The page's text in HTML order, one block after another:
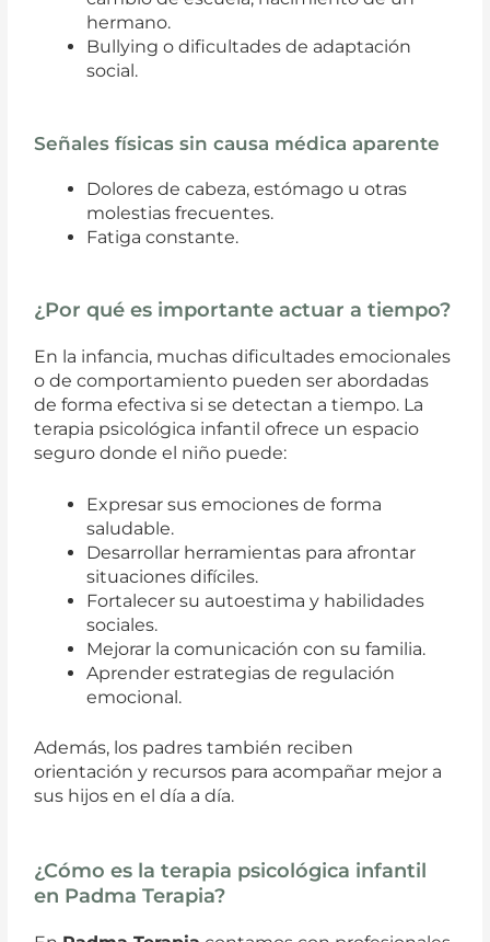
hermano.
Bullying o dificultades de adaptación
social.
Señales físicas sin causa médica aparente
Dolores de cabeza, estómago u otras
molestias frecuentes.
Fatiga constante.
¿Por qué es importante actuar a tiempo?
En la infancia, muchas dificultades emocionales
o de comportamiento pueden ser abordadas
de forma efectiva si se detectan a tiempo. La
terapia psicológica infantil ofrece un espacio
seguro donde el niño puede:
Expresar sus emociones de forma
saludable.
Desarrollar herramientas para afrontar
situaciones difíciles.
Fortalecer su autoestima y habilidades
sociales.
Mejorar la comunicación con su familia.
Aprender estrategias de regulación
emocional.
Además, los padres también reciben
orientación y recursos para acompañar mejor a
sus hijos en el día a día.
¿Cómo es la terapia psicológica infantil
en Padma Terapia?